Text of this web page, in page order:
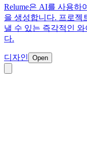
Relume은 AI를 사용하
을 생성합니다. 프로젝
낼 수 있는 즉각적인
다.
디자인 Open